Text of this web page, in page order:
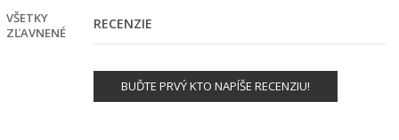
VŠETKY
ZĽAVNENÉ
RECENZIE
BUĎTE PRVÝ KTO NAPÍŠE RECENZIU!